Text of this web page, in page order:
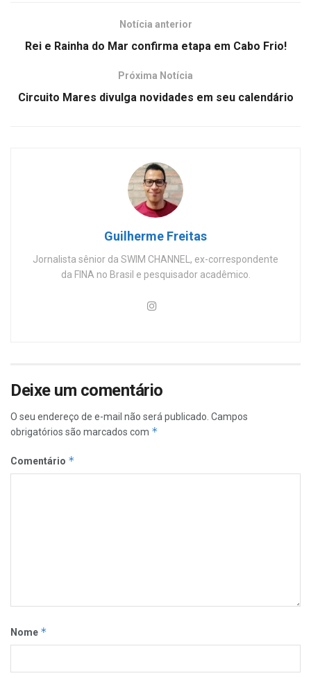
Notícia anterior
Rei e Rainha do Mar confirma etapa em Cabo Frio!
Próxima Notícia
Circuito Mares divulga novidades em seu calendário
Guilherme Freitas
Jornalista sênior da SWIM CHANNEL, ex-correspondente
da FINA no Brasil e pesquisador acadêmico.
Deixe um comentário
O seu endereço de e-mail não será publicado. Campos
obrigatórios são marcados com *
Comentário *
Nome *